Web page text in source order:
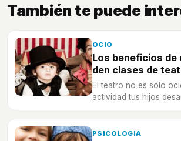
También te puede
OCIO
Los beneficios de
den clases de
El teatro no es sólo
actividad tus hijos
PSICOLOGIA